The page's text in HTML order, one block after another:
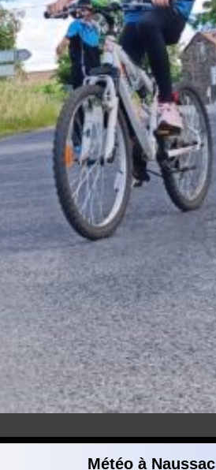
Météo à Naussac